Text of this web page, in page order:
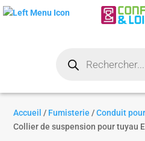
produits
Accueil / Fumisterie /Conduit
Collier de suspension pour tuyau